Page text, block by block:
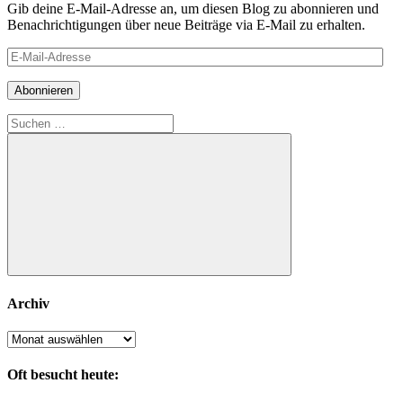
Gib deine E-Mail-Adresse an, um diesen Blog zu abonnieren und
Benachrichtigungen über neue Beiträge via E-Mail zu erhalten.
E-
Mail-
Adresse
Abonnieren
Suchen
nach:
Suchen
Archiv
Archiv
Oft besucht heute: